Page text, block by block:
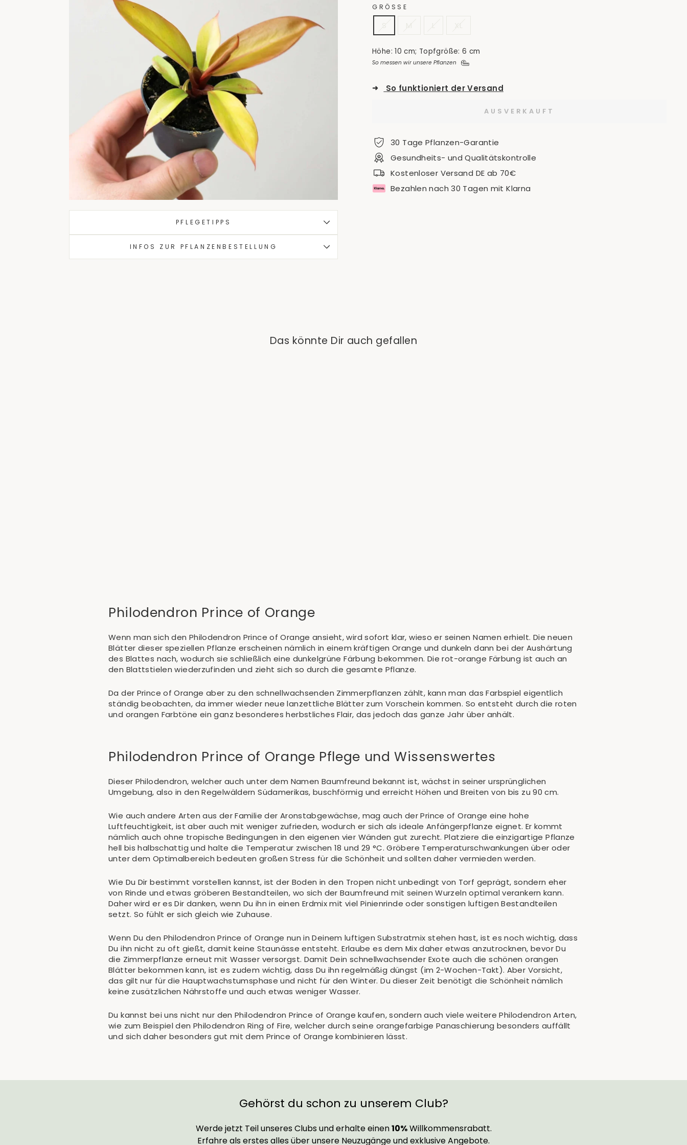
PFLEGETIPPS
INFOS ZUR PFLANZENBESTELLUNG
GRÖSSE
Höhe: 10 cm; Topfgröße: 6 cm
So messen wir unsere Pflanzen
➜ So funktioniert der Versand
AUSVERKAUFT
30 Tage Pflanzen-Garantie
Gesundheits- und Qualitätskontrolle
Kostenloser Versand DE ab 70€
Bezahlen nach 30 Tagen mit Klarna
Das könnte Dir auch gefallen
Philodendron Prince of Orange
Wenn man sich den Philodendron Prince of Orange ansieht, wird sofort klar, wieso er seinen Namen erhielt. Die neuen
Blätter dieser speziellen Pflanze erscheinen nämlich in einem kräftigen Orange und dunkeln dann bei der Aushärtung
des Blattes nach, wodurch sie schließlich eine dunkelgrüne Färbung bekommen. Die rot-orange Färbung ist auch an
den Blattstielen wiederzufinden und zieht sich so durch die gesamte Pflanze.
Da der Prince of Orange aber zu den schnellwachsenden Zimmerpflanzen zählt, kann man das Farbspiel eigentlich
ständig beobachten, da immer wieder neue lanzettliche Blätter zum Vorschein kommen. So entsteht durch die roten
und orangen Farbtöne ein ganz besonderes herbstliches Flair, das jedoch das ganze Jahr über anhält.
Philodendron Prince of Orange Pflege und Wissenswertes
Dieser Philodendron, welcher auch unter dem Namen Baumfreund bekannt ist, wächst in seiner ursprünglichen
Umgebung, also in den Regelwäldern Südamerikas, buschförmig und erreicht Höhen und Breiten von bis zu 90 cm.
Wie auch andere Arten aus der Familie der Aronstabgewächse, mag auch der Prince of Orange eine hohe
Luftfeuchtigkeit, ist aber auch mit weniger zufrieden, wodurch er sich als ideale Anfängerpflanze eignet. Er kommt
nämlich auch ohne tropische Bedingungen in den eigenen vier Wänden gut zurecht. Platziere die einzigartige Pflanze
hell bis halbschattig und halte die Temperatur zwischen 18 und 29 °C. Gröbere Temperaturschwankungen über oder
unter dem Optimalbereich bedeuten großen Stress für die Schönheit und sollten daher vermieden werden.
Wie Du Dir bestimmt vorstellen kannst, ist der Boden in den Tropen nicht unbedingt von Torf geprägt, sondern eher
von Rinde und etwas gröberen Bestandteilen, wo sich der Baumfreund mit seinen Wurzeln optimal verankern kann.
Daher wird er es Dir danken, wenn Du ihn in einen Erdmix mit viel Pinienrinde oder sonstigen luftigen Bestandteilen
setzt. So fühlt er sich gleich wie Zuhause.
Wenn Du den Philodendron Prince of Orange nun in Deinem luftigen Substratmix stehen hast, ist es noch wichtig, dass
Du ihn nicht zu oft gießt, damit keine Staunässe entsteht. Erlaube es dem Mix daher etwas anzutrocknen, bevor Du
die Zimmerpflanze erneut mit Wasser versorgst. Damit Dein schnellwachsender Exote auch die schönen orangen
Blätter bekommen kann, ist es zudem wichtig, dass Du ihn regelmäßig düngst (im 2-Wochen-Takt). Aber Vorsicht,
das gilt nur für die Hauptwachstumsphase und nicht für den Winter. Du dieser Zeit benötigt die Schönheit nämlich
keine zusätzlichen Nährstoffe und auch etwas weniger Wasser.
Du kannst bei uns nicht nur den Philodendron Prince of Orange kaufen, sondern auch viele weitere Philodendron Arten,
wie zum Beispiel den Philodendron Ring of Fire, welcher durch seine orangefarbige Panaschierung besonders auffällt
und sich daher besonders gut mit dem Prince of Orange kombinieren lässt.
Gehörst du schon zu unserem Club?
Werde jetzt Teil unseres Clubs und erhalte einen10%Willkommensrabatt.
Erfahre als erstes alles über unsere Neuzugänge und exklusive Angebote.